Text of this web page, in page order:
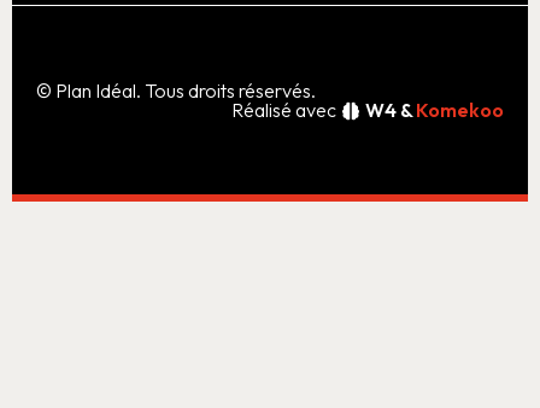
© Plan Idéal. Tous droits réservés.
Réalisé avec
W4 &Komekoo